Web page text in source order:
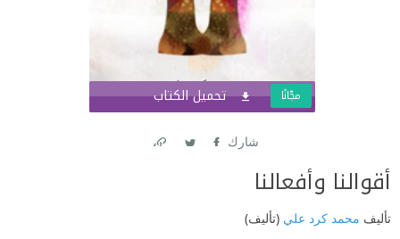
تحميل الكتاب مجّانًا
شارك
أقوالنا وأفعالنا
تأليف محمد كرد علي (تأليف)